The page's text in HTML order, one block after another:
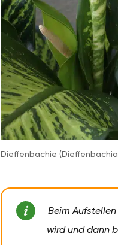
Dieffenbachie
Beim
wird und dann